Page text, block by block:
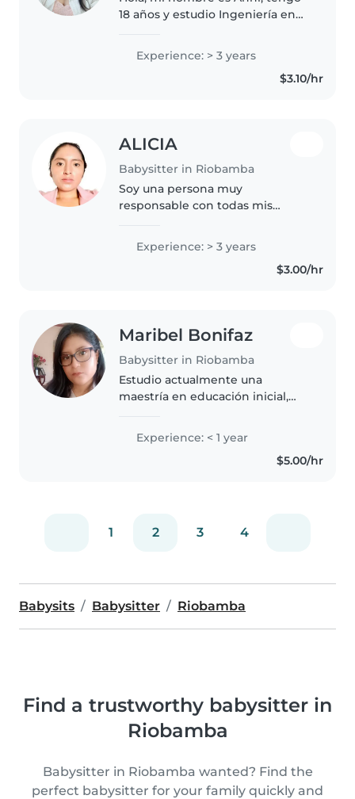
18 años y estudio Ingeniería en
Me considero una persona muy
responsable y puntual. Soy
alegre, entusiasta y tengo una..
Experience: > 3 years
$3.10/hr
ALICIA
Babysitter in Riobamba
Soy una persona muy
responsable con todas mis
trabajar en equipo y en orden
para poder tener un ambiente
Experience: > 3 years
$3.00/hr
Maribel Bonifaz
Babysitter in Riobamba
Estudio actualmente una
maestría en educación inicial,
responsable . Que está dispuesta
a cuidar de niños porque son
seres majestuosos con una gran
Experience: < 1 year
$5.00/hr
1 2 3 4
Babysits Babysitter Riobamba
Find a trustworthy babysitter in
Riobamba
Babysitter in Riobamba wanted? Find the
perfect babysitter for your family quickly and